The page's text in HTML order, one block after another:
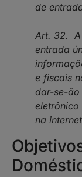
de
Art. 32. A
entrada
e fiscais
dar-se-ão
na